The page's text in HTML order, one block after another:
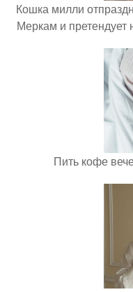
Кошка милли
Меркам и претендует
Пить кофе